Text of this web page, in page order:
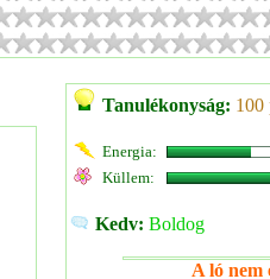
Tanulékonyság: 100
Energia:
Küllem:
Kedv: Boldog
A ló nem